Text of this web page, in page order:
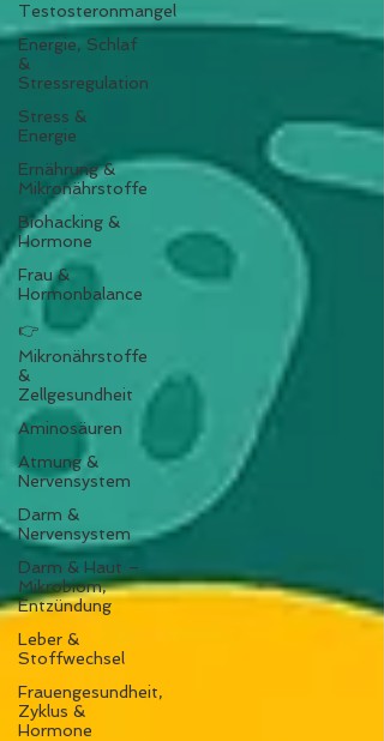
Testosteronmangel
Energie, Schlaf
&
Stressregulation
Stress &
Energie
Ernährung &
Mikronährstoffe
Biohacking &
Hormone
Frau &
Hormonbalance
👉
Mikronährstoffe
&
Zellgesundheit
Aminosäuren
Atmung &
Nervensystem
Darm &
Nervensystem
Darm & Haut –
Mikrobiom,
Entzündung
Leber &
Stoffwechsel
Frauengesundheit,
Zyklus &
Hormone